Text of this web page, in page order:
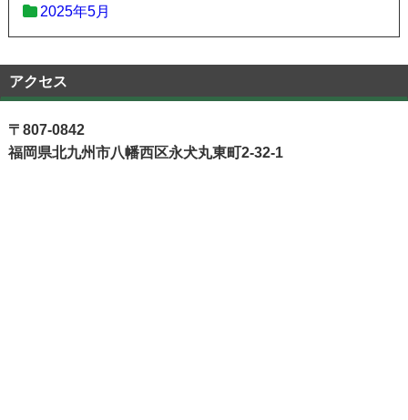
2025年5月
アクセス
〒807-0842
福岡県北九州市八幡西区永犬丸東町2-32-1